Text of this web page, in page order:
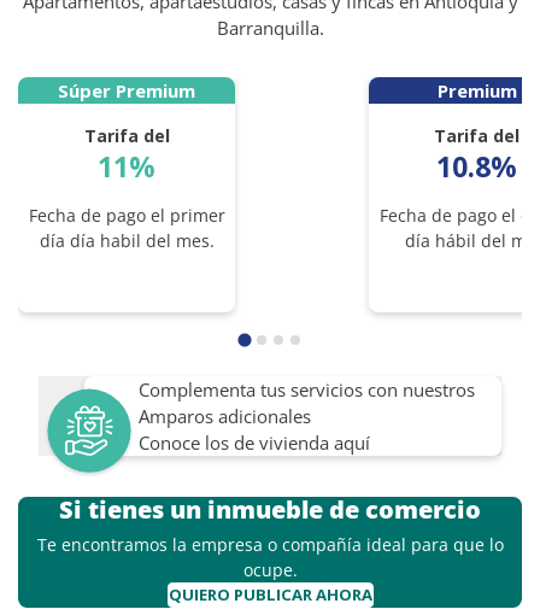
Barranquilla.
Súper Premium
Tarifa del
11%
Fecha de pago el primer
día día habil del mes.
Premium
Tarifa del
10.8%
Fecha de pago el
día hábil del
Complementa tus servicios con nuestros
Amparos adicionales
Conoce los de vivienda aquí
Si tienes un inmueble de comercio
Te encontramos la empresa o compañía ideal para que lo
ocupe.
QUIERO PUBLICAR AHORA